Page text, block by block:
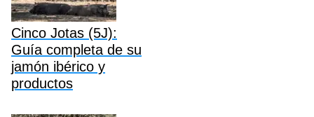
Cinco Jotas (5J):
Guía completa de su
jamón ibérico y
productos